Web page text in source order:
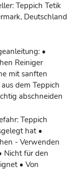
Teppich Tetik
Deutschland
•
Reiniger
mit sanften
dem Teppich
abschneiden
Teppich
hat •
- Verwenden
Nicht für den
• Von